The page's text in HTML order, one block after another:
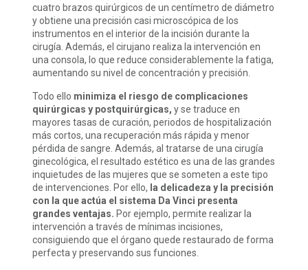
cuatro brazos quirúrgicos de un centímetro de diámetro
y obtiene una precisión casi microscópica de los
instrumentos en el interior de la incisión durante la
cirugía. Además, el cirujano realiza la intervención en
una consola, lo que reduce considerablemente la fatiga,
aumentando su nivel de concentración y precisión.
Todo ello minimiza el riesgo de complicaciones
quirúrgicas y postquirúrgicas, y se traduce en
mayores tasas de curación, periodos de hospitalización
más cortos, una recuperación más rápida y menor
pérdida de sangre. Además, al tratarse de una cirugía
ginecológica, el resultado estético es una de las grandes
inquietudes de las mujeres que se someten a este tipo
de intervenciones. Por ello, la delicadeza y la precisión
con la que actúa el sistema Da Vinci presenta
grandes ventajas. Por ejemplo, permite realizar la
intervención a través de mínimas incisiones,
consiguiendo que el órgano quede restaurado de forma
perfecta y preservando sus funciones.